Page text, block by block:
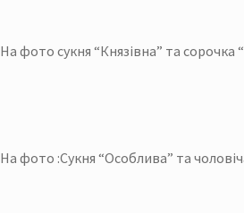
На фото сукня “Князівна” та
На фото :Сукня “Особлива” та